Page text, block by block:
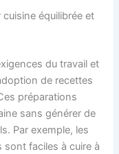
équilibrée et
du travail et
de recettes
préparations
sans générer de
Par exemple, les
sont faciles à cuire à